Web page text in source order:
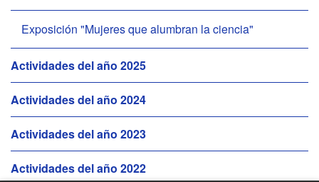
ó
Exposición "Mujeres que alumbran la ciencia"
Actividades del año 2025
Actividades del año 2024
Actividades del año 2023
Actividades del año 2022